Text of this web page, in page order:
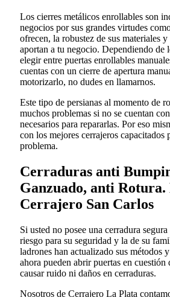
Los cierres metálicos enrollables son
negocios por sus grandes virtudes
ofrecen, la robustez de sus materiales y
aportan a tu negocio. Dependiendo de
elegir entre puertas enrollables
cuentas con un cierre de apertura
motorizarlo, no dudes en llamarnos.
Este tipo de persianas al momento de
muchos problemas si no se cuentan
necesarios para repararlas. Por eso
con los mejores cerrajeros capacitados
problema.
Cerraduras anti
Ganzuado, anti
Cerrajero San Carlos
Si usted no posee una cerradura
riesgo para su seguridad y la de su
ladrones han actualizado sus métodos
ahora pueden abrir puertas en cuestión
causar ruido ni daños en cerraduras.
Nosotros de Cerrajero La Plata